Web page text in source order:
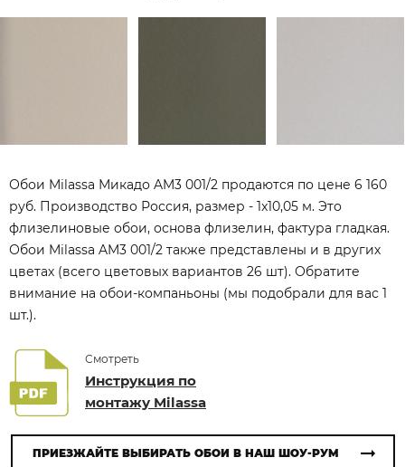
Обои Milassa Микадо AM3 001/2 продаются по цене 6 160
руб. Производство Россия, размер - 1x10,05 м. Это
флизелиновые обои, основа флизелин, фактура гладкая.
Обои Milassa AM3 001/2 также представлены и в других
цветах (всего цветовых вариантов 26 шт). Обратите
внимание на обои-компаньоны (мы подобрали для вас 1
шт.).
Смотреть
Инструкция по
монтажу Milassa
ПРИЕЗЖАЙТЕ ВЫБИРАТЬ ОБОИ В НАШ ШОУ-РУМ